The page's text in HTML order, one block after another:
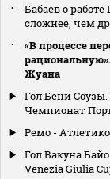
Бабаев о
сложнее, чем
«В процессе
Жуана
Гол Бени
Чемпионат
Ремо -
Гол Вакуна
Venezia Giulia